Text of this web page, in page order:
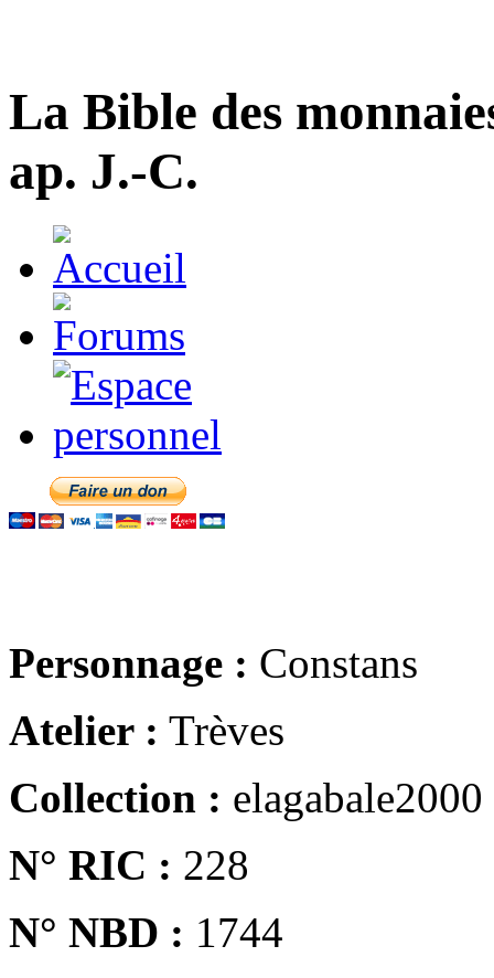
La Bible des
ap. J.-C.
Personnage : Constans
Atelier : Trèves
Collection : elagabale2000
N° RIC : 228
N° NBD : 1744